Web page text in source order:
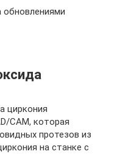
обновлениями
циркония
CAM, которая
протезов из
на станке с